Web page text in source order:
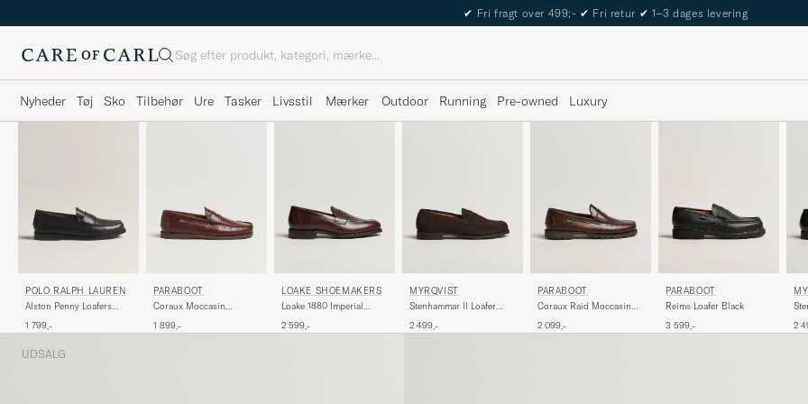
The Care of Carl Passport
Søg
Nyheder Tøj Sko Tilbehør Ure Tasker Livsstil Mærker Outdoor Running Pre-owned Luxury
POLO RALPH LAUREN
Alston Penny Loafers
1 799,-
PARABOOT
Coraux Moccasin
1 899,-
LOAKE SHOEMAKERS
Loake 1880 Imperial
2 599,-
MYRQVIST
Stenhammar II Loafer
2 499,-
PARABOOT
Coraux Raid Moccasin
2 099,-
PARABOOT
Reims Loafer Black
3 599,-
2
UDSALG